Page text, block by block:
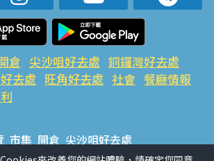
倉 尖沙咀好去處 銅鑼灣好去處
去處 旺角好去處 社會 餐廳情報
市集 開倉 尖沙咀好去處
好去處 荃灣好去處 旺角好去處 社會